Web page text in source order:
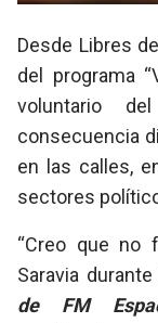
Desde Libres
del programa
voluntario
consecuencia
en las calles,
sectores
“Creo que no
Saravia
de FM